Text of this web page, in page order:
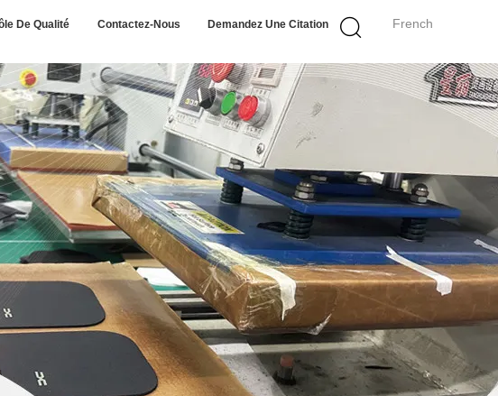
French
De Qualité Contactez-Nous Demandez Une Citation